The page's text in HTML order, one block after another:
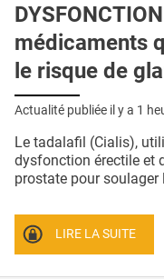
CRÉDITS
médicaments
le risque de
Actualité publiée il y a 1
Le tadalafil (Cialis),
dysfonction érectile et
prostate pour
LIRE LA SUITE